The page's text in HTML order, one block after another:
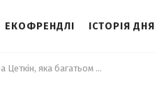
ЕКОФРЕНДЛІ ІСТОРІЯ ДНЯ
Вигнання, переслідування і боротьба: ким була Клара Цеткін, яка багатьом асоціюється з 8 березня